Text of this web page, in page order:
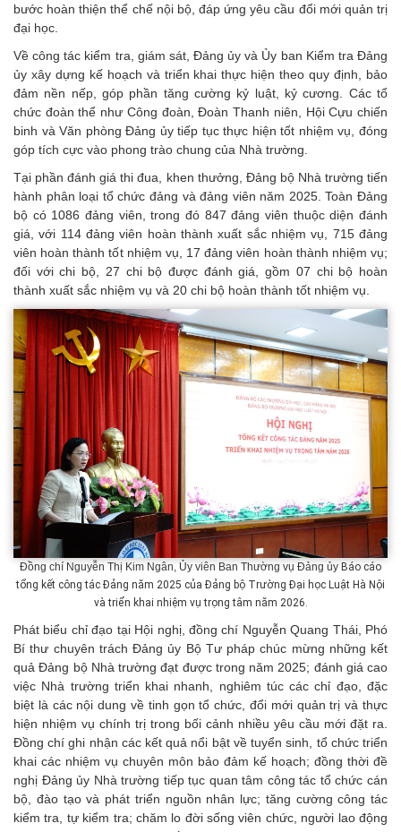
bước hoàn thiện thể chế nội bộ, đáp ứng yêu cầu đổi mới quản trị
đại học.
Về công tác kiểm tra, giám sát, Đảng ủy và Ủy ban Kiểm tra Đảng
ủy xây dựng kế hoạch và triển khai thực hiện theo quy định, bảo
đảm nền nếp, góp phần tăng cường kỷ luật, kỷ cương. Các tổ
chức đoàn thể như Công đoàn, Đoàn Thanh niên, Hội Cựu chiến
binh và Văn phòng Đảng ủy tiếp tục thực hiện tốt nhiệm vụ, đóng
góp tích cực vào phong trào chung của Nhà trường.
Tại phần đánh giá thi đua, khen thưởng, Đảng bộ Nhà trường tiến
hành phân loại tổ chức đảng và đảng viên năm 2025. Toàn Đảng
bộ có 1086 đảng viên, trong đó 847 đảng viên thuộc diện đánh
giá, với 114 đảng viên hoàn thành xuất sắc nhiệm vụ, 715 đảng
viên hoàn thành tốt nhiệm vụ, 17 đảng viên hoàn thành nhiệm vụ;
đối với chi bộ, 27 chi bộ được đánh giá, gồm 07 chi bộ hoàn
thành xuất sắc nhiệm vụ và 20 chi bộ hoàn thành tốt nhiệm vụ.
Đồng chí Nguyễn Thị Kim Ngân, Ủy viên Ban Thường vụ Đảng ủy Báo cáo
tổng kết công tác Đảng năm 2025 của Đảng bộ Trường Đại học Luật Hà Nội
và triển khai nhiệm vụ trọng tâm năm 2026.
Phát biểu chỉ đạo tại Hội nghị, đồng chí Nguyễn Quang Thái, Phó
Bí thư chuyên trách Đảng ủy Bộ Tư pháp chúc mừng những kết
quả Đảng bộ Nhà trường đạt được trong năm 2025; đánh giá cao
việc Nhà trường triển khai nhanh, nghiêm túc các chỉ đạo, đặc
biệt là các nội dung về tinh gọn tổ chức, đổi mới quản trị và thực
hiện nhiệm vụ chính trị trong bối cảnh nhiều yêu cầu mới đặt ra.
Đồng chí ghi nhận các kết quả nổi bật về tuyển sinh, tổ chức triển
khai các nhiệm vụ chuyên môn bảo đảm kế hoạch; đồng thời đề
nghị Đảng ủy Nhà trường tiếp tục quan tâm công tác tổ chức cán
bộ, đào tạo và phát triển nguồn nhân lực; tăng cường công tác
kiểm tra, tự kiểm tra; chăm lo đời sống viên chức, người lao động